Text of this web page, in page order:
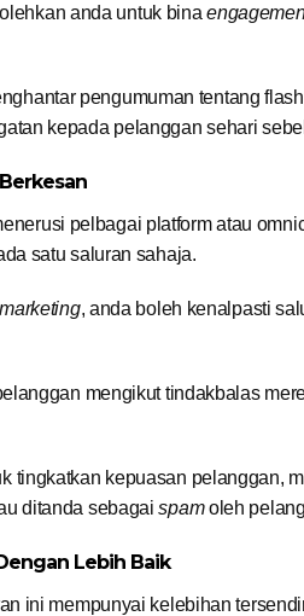
anda untuk bina
pengumuman tentang
kepada pelanggan sehari
pelbagai platform atau
satu saluran sahaja.
marketing, anda boleh kenalpasti
mengikut tindakbalas
tingkatkan kepuasan pelanggan,
ditanda sebagaispamoleh
Lebih Baik
ini mempunyai kelebihan